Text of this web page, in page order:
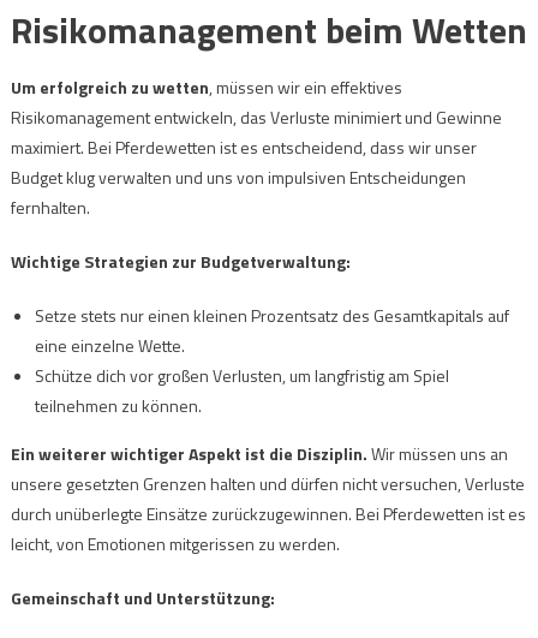
Risikomanagement beim Wetten
Um erfolgreich zu wetten, müssen wir ein effektives
Risikomanagement entwickeln, das Verluste minimiert und Gewinne
maximiert. Bei Pferdewetten ist es entscheidend, dass wir unser
Budget klug verwalten und uns von impulsiven Entscheidungen
fernhalten.
Wichtige Strategien zur Budgetverwaltung:
Setze stets nur einen kleinen Prozentsatz des Gesamtkapitals auf
eine einzelne Wette.
Schütze dich vor großen Verlusten, um langfristig am Spiel
teilnehmen zu können.
Ein weiterer wichtiger Aspekt ist die Disziplin.Wir müssen uns an
unsere gesetzten Grenzen halten und dürfen nicht versuchen, Verluste
durch unüberlegte Einsätze zurückzugewinnen. Bei Pferdewetten ist es
leicht, von Emotionen mitgerissen zu werden.
Gemeinschaft und Unterstützung: